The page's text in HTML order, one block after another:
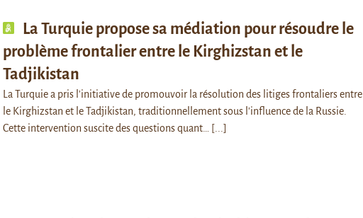
La Turquie propose sa médiation pour résoudre le
problème frontalier entre le Kirghizstan et le
Tadjikistan
La Turquie a pris l'initiative de promouvoir la résolution des litiges frontaliers entre
le Kirghizstan et le Tadjikistan, traditionnellement sous l'influence de la Russie.
Cette intervention suscite des questions quant…
[...]